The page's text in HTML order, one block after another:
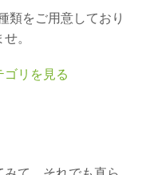
類をご用意しており
。
ゴリを見る